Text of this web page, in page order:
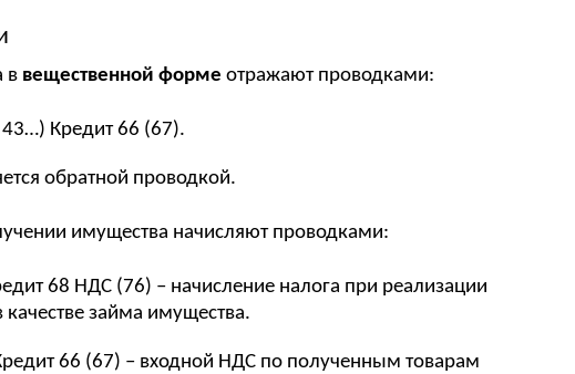
в вещественной форме отражают проводками:
Кредит 66 (67).
обратной проводкой.
имущества начисляют проводками:
68 НДС (76) – начисление налога при реализации
займа имущества.
66 (67) – входной НДС по полученным товарам